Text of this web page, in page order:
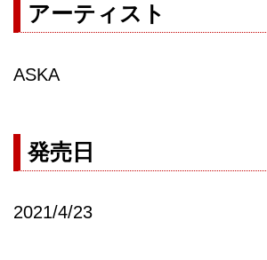
アーティスト
ASKA
発売日
2021/4/23